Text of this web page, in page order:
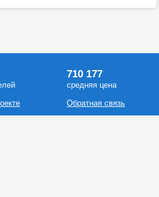
710 177
средняя цена
Обратная связь